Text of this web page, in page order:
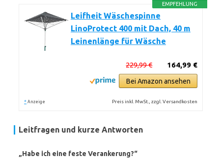
EMPFEHLUNG
Leifheit Wäschespinne
LinoProtect 400 mit Dach, 40 m
Leinenlänge für Wäsche
164,99 €
229,99 €
Bei Amazon ansehen
* Anzeige Preis inkl. MwSt., zzgl. Versandkosten
Leitfragen und kurze Antworten
„Habe ich eine feste Verankerung?“